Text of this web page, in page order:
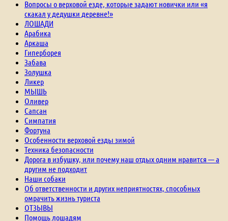
Вопросы о верховой езде, которые задают новички или «я
скакал у дедушки деревне!»
ЛОШАДИ
Арабика
Аркаша
Гиперборея
Забава
Золушка
Ликер
МЫШЬ
Оливер
Сапсан
Симпатия
Фортуна
Особенности верховой езды зимой
Техника безопасности
Дорога в избушку, или почему наш отдых одним нравится — а
другим не подходит
Наши собаки
Об ответственности и других неприятностях, способных
омрачить жизнь туриста
ОТЗЫВЫ
Помощь лошадям